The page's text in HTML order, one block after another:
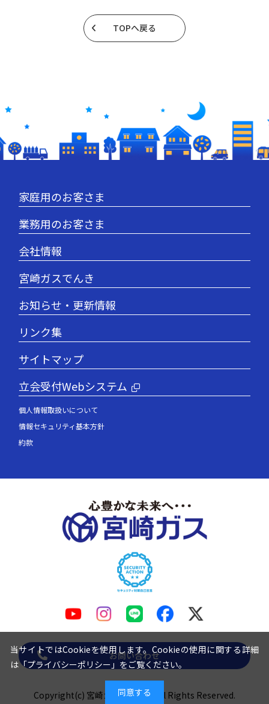
当サイトではCookieを使用します。Cookieの使用に関する詳細
は「プライバシーポリシー 」をご覧ください。
同意する
TOPへ戻る
家庭用のお客さま
業務用のお客さま
会社情報
宮崎ガスでんき
お知らせ・更新情報
リンク集
サイトマップ
立会受付Webシステム
個人情報取扱いについて
情報セキュリティ基本方針
約款
お問い合わせ
Copyright(c) 宮崎ガス株式会社 All Rights Reserved.